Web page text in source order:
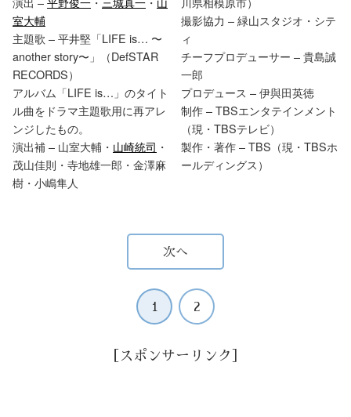
室大輔
主題歌 – 平井堅「LIFE is… 〜
another story〜」（DefSTAR
RECORDS）
アルバム「LIFE is…」のタイト
ル曲をドラマ主題歌用に再アレ
ンジしたもの。
演出補 – 山室大輔・ 山崎統司 ・
茂山佳則・寺地雄一郎・金澤麻
樹・小嶋隼人
撮影協力 – 緑山スタジオ・シテ
ィ
チーフプロデューサー – 貴島誠
一郎
プロデュース – 伊與田英徳
制作 – TBSエンタテインメント
（現・TBSテレビ）
製作・著作 – TBS（現・TBSホ
ールディングス）
次へ
1 2
［スポンサーリンク］